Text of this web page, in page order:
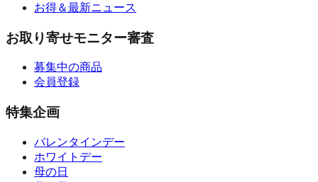
お得＆最新ニュース
お取り寄せモニター審査
募集中の商品
会員登録
特集企画
バレンタインデー
ホワイトデー
母の日